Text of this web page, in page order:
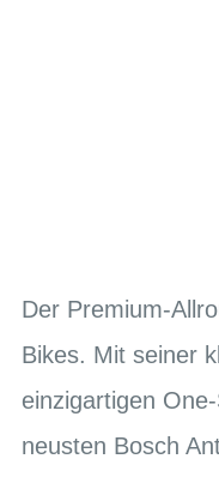
Der Premium-
Bikes. Mit seiner
einzigartigen
neusten Bosch